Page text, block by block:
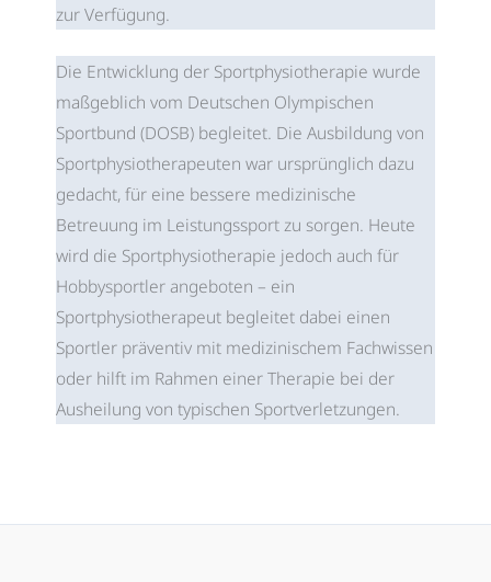
zur Verfügung.
Die Entwicklung der Sportphysiotherapie wurde
maßgeblich vom Deutschen Olympischen
Sportbund (DOSB) begleitet. Die Ausbildung von
Sportphysiotherapeuten war ursprünglich dazu
gedacht, für eine bessere medizinische
Betreuung im Leistungssport zu sorgen. Heute
wird die Sportphysiotherapie jedoch auch für
Hobbysportler angeboten – ein
Sportphysiotherapeut begleitet dabei einen
Sportler präventiv mit medizinischem Fachwissen
oder hilft im Rahmen einer Therapie bei der
Ausheilung von typischen Sportverletzungen.